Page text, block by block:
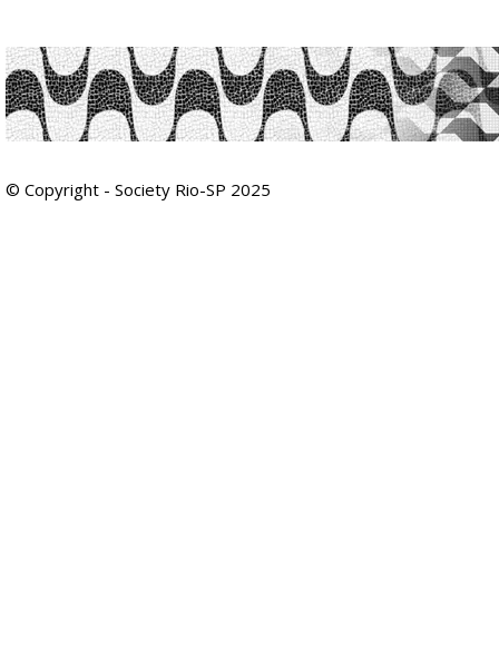
© Copyright - Society Rio-SP 2025